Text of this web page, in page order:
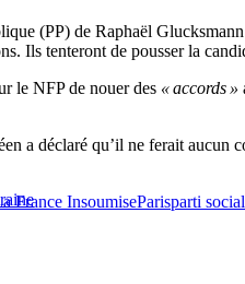
(PP) de Raphaël
Ils tenteront de pousser la
le NFP de nouer des « accords »
a déclaré qu’il ne ferait aucun
France InsoumiseParisparti